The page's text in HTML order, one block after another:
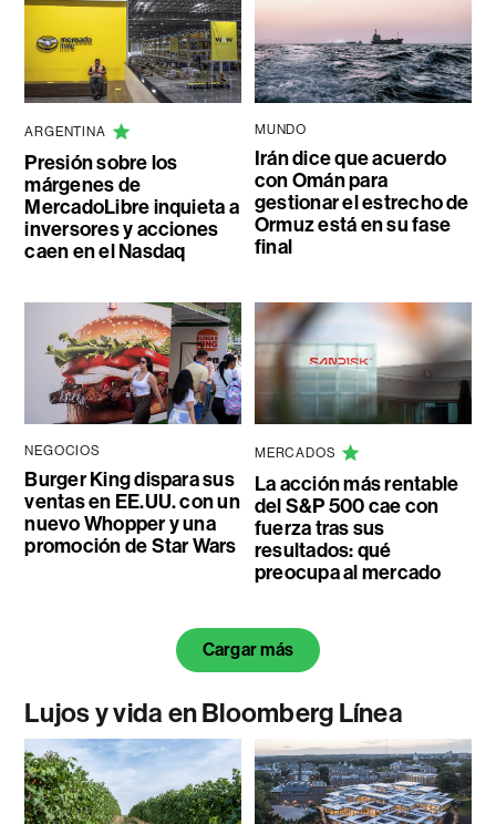
ARGENTINA
Presión sobre los
márgenes de
MercadoLibre inquieta a
inversores y acciones
caen en el Nasdaq
MUNDO
Irán dice que acuerdo
con Omán para
gestionar el estrecho de
Ormuz está en su fase
final
NEGOCIOS
Burger King dispara sus
ventas en EE.UU. con un
nuevo Whopper y una
promoción de Star Wars
MERCADOS
La acción más rentable
del S&P 500 cae con
fuerza tras sus
resultados: qué
preocupa al mercado
Cargar más
Lujos y vida en Bloomberg Línea